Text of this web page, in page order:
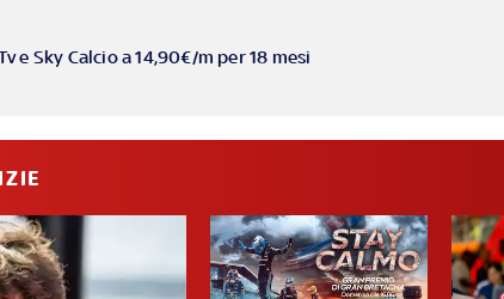
e Sky Calcio a 14,90€/m per 18 mesi